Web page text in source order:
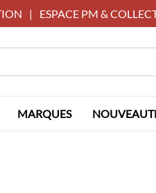
| ESPACE PM &
MARQUES